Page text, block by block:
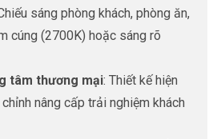
sáng phòng khách, phòng ăn,
cúng (2700K) hoặc sáng rõ
tâm thương mại: Thiết kế hiện
nâng cấp trải nghiệm khách